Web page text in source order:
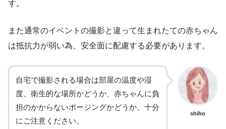
す。
また通常のイベントの撮影と違って生まれたての赤ちゃん
は抵抗力が弱い為、安全面に配慮する必要があります。
自宅で撮影される場合は部屋の温度や湿
度、衛生的な場所かどうか、赤ちゃんに負
担のかからないポージングかどうか、十分
にご注意ください。
shiho